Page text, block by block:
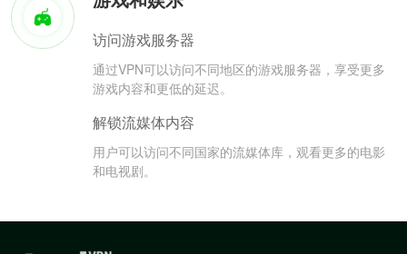
访问游戏服务器
通过VPN可以访问不同地区的游戏服务器，享受更多
游戏内容和更低的延迟。
解锁流媒体内容
用户可以访问不同国家的流媒体库，观看更多的电影
和电视剧。